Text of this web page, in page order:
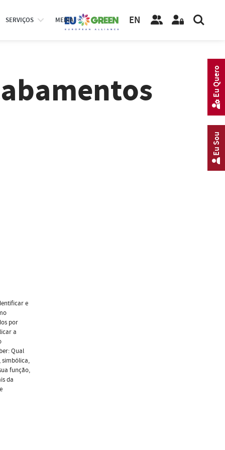
SERVIÇOS MEDIA EN
e
por
a
Qual
função,
da
Eu Sou
Eu Quero